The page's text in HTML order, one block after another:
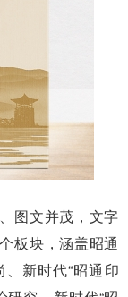
图文并茂，文字
板块，涵盖昭通
新时代“昭通印